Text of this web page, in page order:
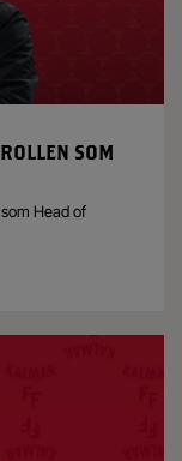
SOM
som Head of